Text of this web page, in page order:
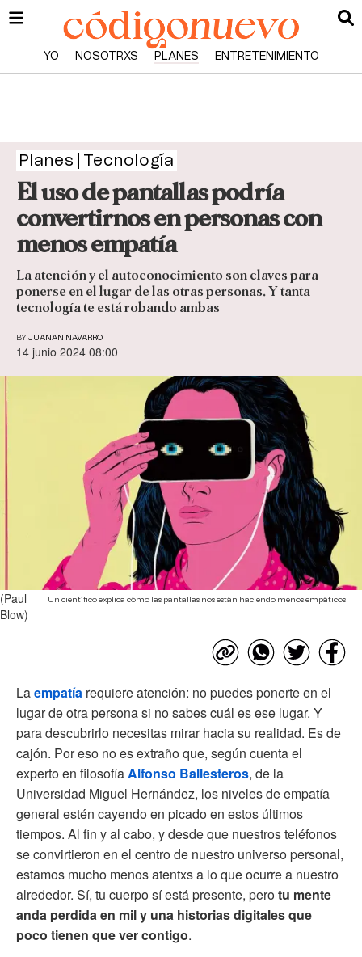
YO NOSOTRXS PLANES ENTRETENIMIENTO
Planes Tecnología
El uso de pantallas podría
convertirnos en personas con
menos empatía
La atención y el autoconocimiento son claves para
ponerse en el lugar de las otras personas. Y tanta
tecnología te está robando ambas
BY JUANAN NAVARRO
14 junio 2024 08:00
Un científico explica cómo las pantallas nos están haciendo menos empáticos
(Paul
Blow)
Laempatía requiere atención: no puedes ponerte en el
lugar de otra persona si no sabes cuál es ese lugar. Y
para descubrirlo necesitas mirar hacia su realidad. Es de
cajón. Por eso no es extraño que, según cuenta el
experto en filosofíaAlfonso Ballesteros, de la
Universidad Miguel Hernández, los niveles de empatía
general estén cayendo en picado en estos últimos
tiempos. Al fin y al cabo, y desde que nuestros teléfonos
se convirtieron en el centro de nuestro universo personal,
estamos mucho menos atentxs a lo que ocurre a nuestro
alrededor. Sí, tu cuerpo sí está presente, perotu mente
anda perdida en mil y una historias digitales que
poco tienen que ver contigo.